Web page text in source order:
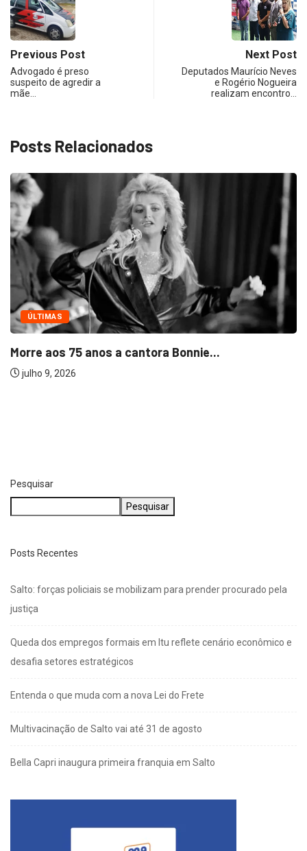
Previous Post
Advogado é preso
suspeito de agredir a
mãe…
Next Post
Deputados Maurício Neves
e Rogério Nogueira
realizam encontro…
Posts Relacionados
Pesquisar
Pesquisar
Posts Recentes
Salto: forças policiais se mobilizam para prender procurado pela
justiça
Queda dos empregos formais em Itu reflete cenário econômico e
desafia setores estratégicos
Entenda o que muda com a nova Lei do Frete
Multivacinação de Salto vai até 31 de agosto
Bella Capri inaugura primeira franquia em Salto